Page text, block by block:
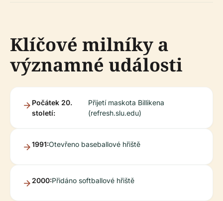
Klíčové milníky a
významné události
Počátek 20.
století:
Přijetí maskota Billikena
(refresh.slu.edu)
1991:Otevřeno baseballové hřiště
2000:Přidáno softballové hřiště